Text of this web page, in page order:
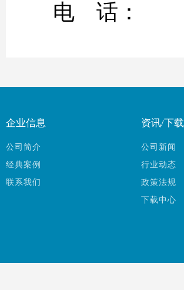
电 话：
企业信息
公司简介
经典案例
联系我们
资讯/下载
公司新闻
行业动态
政策法规
下载中心